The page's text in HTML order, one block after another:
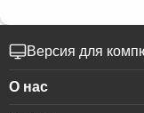
Версия для
О нас